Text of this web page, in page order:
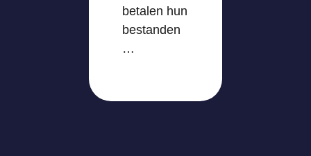
betalen hun
bestanden
…